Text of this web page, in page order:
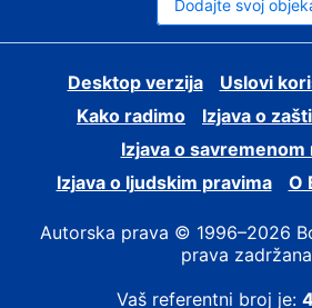
Dodajte svoj
Desktop verzija
Uslovi
Kako radimo
Izjava o
Izjava o
Izjava o ljudskim pravima
О
Autorska prava © 1996–2026
prava
Vaš referentni broj je: